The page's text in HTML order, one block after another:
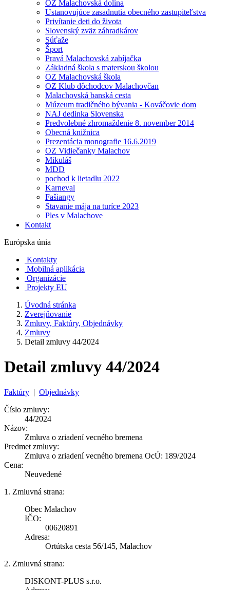
OZ Malachovská dolina
Ustanovujúce zasadnutia obecného zastupiteľstva
Privítanie deti do života
Slovenský zväz záhradkárov
Súťaže
Šport
Pravá Malachovská zabíjačka
Základná škola s materskou školou
OZ Malachovská škola
OZ Klub dôchodcov Malachovčan
Malachovská banská cesta
Múzeum tradičného bývania - Kováčovie dom
NAJ dedinka Slovenska
Predvolebné zhromaždenie 8. november 2014
Obecná knižnica
Prezentácia monografie 16.6.2019
OZ Vidiečanky Malachov
Mikuláš
MDD
pochod k lietadlu 2022
Karneval
Fašiangy
Stavanie mája na turíce 2023
Ples v Malachove
Kontakt
Európska únia
Kontakty
Mobilná aplikácia
Organizácie
Projekty EU
Úvodná stránka
Zverejňovanie
Zmluvy, Faktúry, Objednávky
Zmluvy
Detail zmluvy 44/2024
Detail zmluvy 44/2024
Faktúry | Objednávky
Číslo zmluvy:
44/2024
Názov:
Zmluva o zriadení vecného bremena
Predmet zmluvy:
Zmluva o zriadení vecného bremena OcÚ: 189/2024
Cena:
Neuvedené
1. Zmluvná strana:
Obec Malachov
IČO:
00620891
Adresa:
Ortútska cesta 56/145, Malachov
2. Zmluvná strana:
DISKONT-PLUS s.r.o.